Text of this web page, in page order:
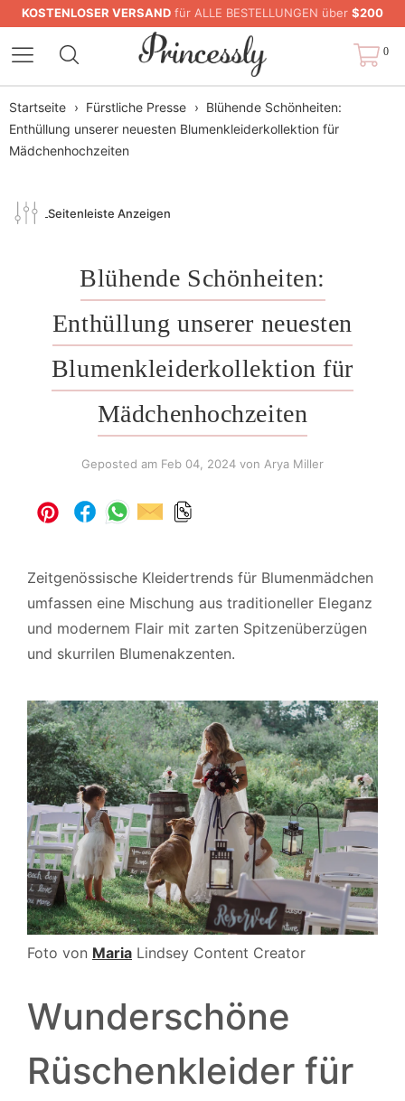
KOSTENLOSER VERSAND für ALLE BESTELLUNGEN über $200
0
Startseite › Fürstliche Presse › Blühende Schönheiten:
Enthüllung unserer neuesten Blumenkleiderkollektion für
Mädchenhochzeiten
Seitenleiste Anzeigen
Blühende Schönheiten:
Enthüllung unserer neuesten
Blumenkleiderkollektion für
Mädchenhochzeiten
Geposted am Feb 04, 2024 von Arya Miller
Zeitgenössische Kleidertrends für Blumenmädchen
umfassen eine Mischung aus traditioneller Eleganz
und modernem Flair mit zarten Spitzenüberzügen
und skurrilen Blumenakzenten.
Foto von Maria Lindsey Content Creator
Wunderschöne
Rüschenkleider für